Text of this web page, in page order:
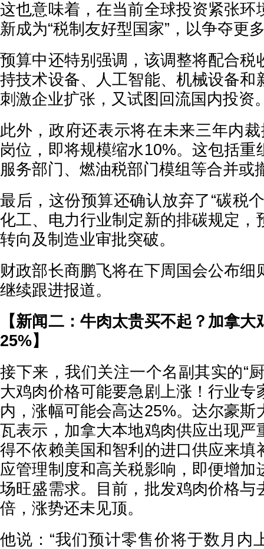
这也意味着，在当前全球投资紧张环
新成为“税制友好型国家”，以争夺更
预算中还特别强调，该调整将配合税
持技术设备、人工智能、机械设备和
刺激企业扩张，又试图回流国内投资
此外，政府还表示将在未来三年内
岗位，即将规模缩水10%。这包括重
服务部门、燃油税部门模组等合并或
最后，这份预算还确认放弃了“碳税
化工、电力行业制定新的排碳规定，
转向及制造业审批突破。
财政部长商鹏飞将在下周国会公布细
继续跟进报道。
【新闻二：牛肉太贵买不起？加拿
25%】
接下来，我们关注一个名副其实的“
大鸡肉价格可能要急剧上涨！行业专
内，涨幅可能会高达25%。达尔豪斯
瓦表示，加拿大本地鸡肉供应出现严
得不依赖美国和智利的进口供应来填
应管理制度和高关税影响，即便增加
场旺盛需求。目前，批发鸡肉价格与
倍，涨势还未见顶。
他说：“我们预计零售价将于数月内